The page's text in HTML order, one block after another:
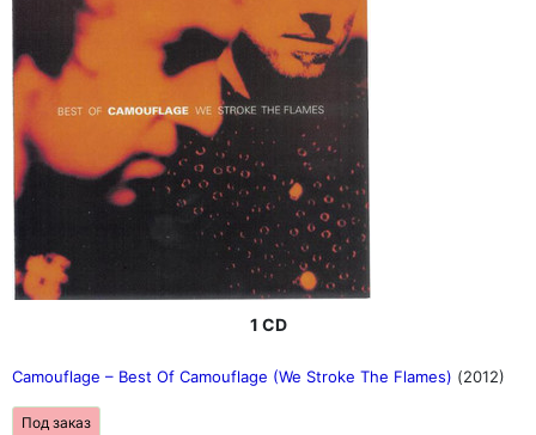
1 CD
Camouflage – Best Of Camouflage (We Stroke The Flames) (2012)
Под заказ